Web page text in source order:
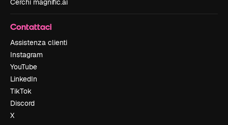
Cerchi magnific.ai
Contattaci
Assistenza clienti
Instagram
YouTube
LinkedIn
TikTok
Discord
X